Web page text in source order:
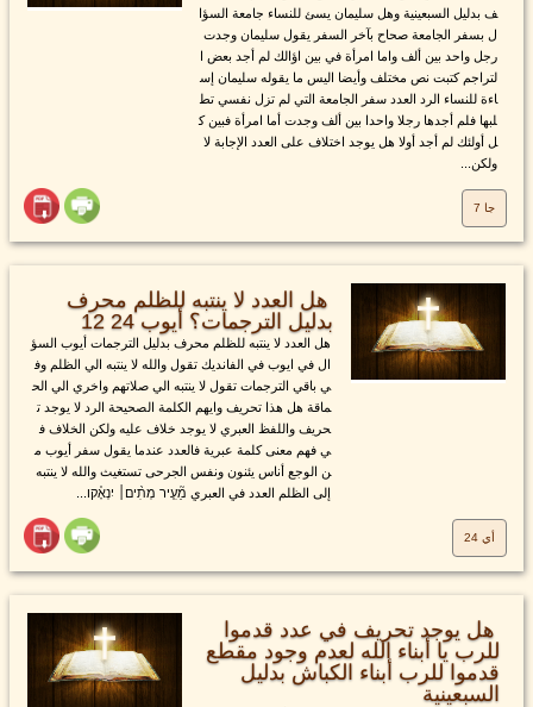
ف بدليل السبعينية وهل سليمان يسئ للنساء جامعة السؤا
ل بسفر الجامعة صحاح بآخر السفر يقول سليمان وجدت
رجل واحد بين ألف واما امرأة في بين اؤالك لم أجد بعض ا
لتراجم كتبت نص مختلف وأيضا اليس ما يقوله سليمان إس
اءة للنساء الرد العدد سفر الجامعة التي لم تزل نفسي تط
لبها فلم أجدها رجلا واحدا بين ألف وجدت أما امرأة فبين ك
ل أولئك لم أجد أولا هل يوجد اختلاف على العدد الإجابة لا
ولكن...
جا 7
هل العدد لا ينتبه للظلم محرف
بدليل الترجمات؟ أيوب 24 12
هل العدد لا ينتبه للظلم محرف بدليل الترجمات أيوب السؤ
ال في ايوب في الفانديك تقول والله لا ينتبه الي الظلم وف
ي باقي الترجمات تقول لا ينتبه الي صلاتهم واخري الي الح
ماقة هل هذا تحريف وايهم الكلمة الصحيحة الرد لا يوجد ت
حريف واللفظ العبري لا يوجد خلاف عليه ولكن الخلاف ف
ي فهم معنى كلمة عبرية فالعدد عندما يقول سفر أيوب م
ن الوجع أناس يئنون ونفس الجرحى تستغيث والله لا ينتبه
إلى الظلم العدد في العبري מֵ֘עִ֤יר מְתִ֨ים׀ יִנְאָ֗קו...
أي 24
هل يوجد تحريف في عدد قدموا
للرب يا أبناء الله لعدم وجود مقطع
قدموا للرب أبناء الكباش بدليل
السبعينية